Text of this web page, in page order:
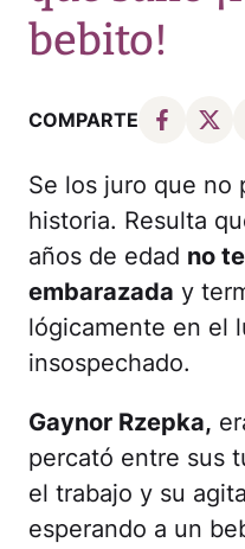
bebito!
COMPARTE
Se los juro que no
historia. Resulta
años de edad no
embarazada y
lógicamente en el
insospechado.
Gaynor Rzepka,
percató entre sus
el trabajo y su
esperando a un